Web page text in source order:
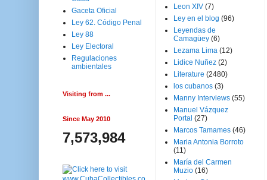
Gaceta Oficial
Ley 62. Código Penal
Ley 88
Ley Electoral
Regulaciones
ambientales
Visiting from ...
Since May 2010
7,573,984
Leon XIV (7)
Ley en el blog (96)
Leyendas de
Camagüey (6)
Lezama Lima (12)
Lidice Nuñez (2)
Literature (2480)
los cubanos (3)
Manny Interviews (55)
Manuel Vázquez
Portal (27)
Marcos Tamames (46)
Maria Antonia Borroto
(11)
María del Carmen
Muzio (16)